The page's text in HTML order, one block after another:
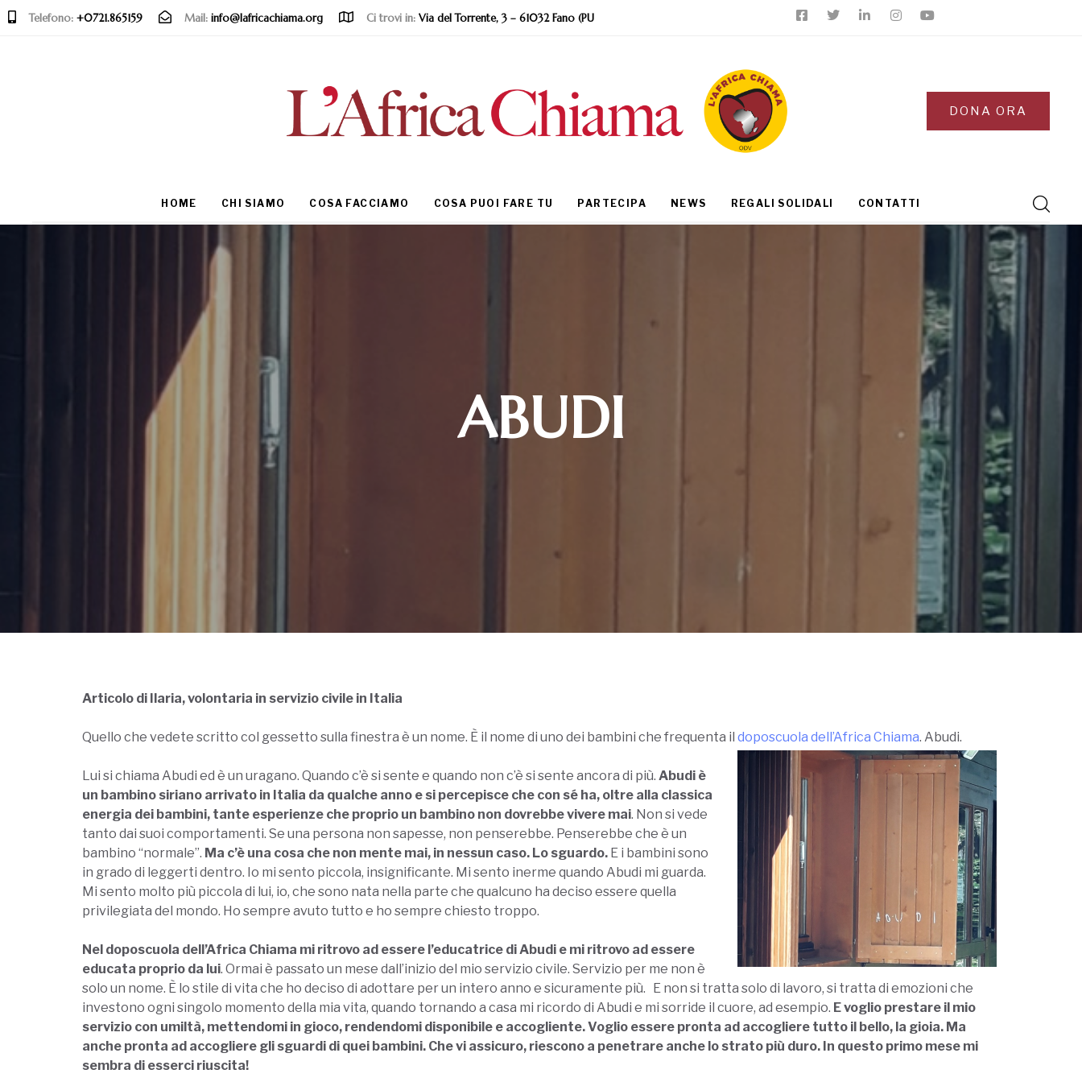
Telefono: +0721.865159 Mail: info@lafricachiama.org Ci trovi in: Via del Torrente, 3 – 61032 Fano (PU
DONA ORA
HOME CHI SIAMO COSA FACCIAMO COSA PUOI FARE TU PARTECIPA NEWS REGALI SOLIDALI CONTATTI
ABUDI
Articolo di Ilaria, volontaria in servizio civile in Italia
Quello che vedete scritto col gessetto sulla finestra è un nome. È il nome di uno dei bambini che frequenta il doposcuola dell’Africa Chiama. Abudi.
Lui si chiama Abudi ed è un uragano. Quando c’è si sente e quando non c’è si sente ancora di più. Abudi è
un bambino siriano arrivato in Italia da qualche anno e si percepisce che con sé ha, oltre alla classica
energia dei bambini, tante esperienze che proprio un bambino non dovrebbe vivere mai. Non si vede
tanto dai suoi comportamenti. Se una persona non sapesse, non penserebbe. Penserebbe che è un
bambino “normale”. Ma c’è una cosa che non mente mai, in nessun caso. Lo sguardo. E i bambini sono
in grado di leggerti dentro. Io mi sento piccola, insignificante. Mi sento inerme quando Abudi mi guarda.
Mi sento molto più piccola di lui, io, che sono nata nella parte che qualcuno ha deciso essere quella
privilegiata del mondo. Ho sempre avuto tutto e ho sempre chiesto troppo.
Nel doposcuola dell’Africa Chiama mi ritrovo ad essere l’educatrice di Abudi e mi ritrovo ad essere
educata proprio da lui. Ormai è passato un mese dall’inizio del mio servizio civile. Servizio per me non è
solo un nome. È lo stile di vita che ho deciso di adottare per un intero anno e sicuramente più. E non si tratta solo di lavoro, si tratta di emozioni che
investono ogni singolo momento della mia vita, quando tornando a casa mi ricordo di Abudi e mi sorride il cuore, ad esempio. E voglio prestare il mio
servizio con umiltà, mettendomi in gioco, rendendomi disponibile e accogliente. Voglio essere pronta ad accogliere tutto il bello, la gioia. Ma
anche pronta ad accogliere gli sguardi di quei bambini. Che vi assicuro, riescono a penetrare anche lo strato più duro. In questo primo mese mi
sembra di esserci riuscita!